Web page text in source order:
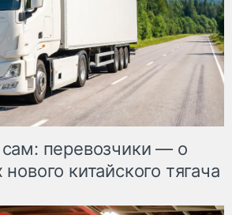
перевозчики — о
китайского тягача